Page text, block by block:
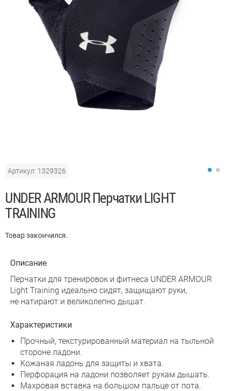
Артикул: 1329326
UNDER ARMOUR Перчатки LIGHT
TRAINING
Товар закончился.
Описание
Перчатки для тренировок и фитнеса UNDER ARMOUR
Light Training идеально сидят, защищают руки,
не натирают и великолепно дышат.
Характеристики
Прочный, текстурированный материал на тыльной
стороне ладони.
Кожаная ладонь для защиты и хвата.
Перфорация на ладони позволяет рукам дышать.
Махровая вставка на большом пальце от пота.